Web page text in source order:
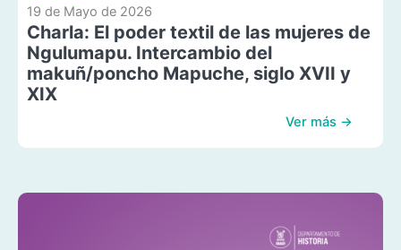
19 de Mayo de 2026
Charla: El poder textil de las mujeres de
Ngulumapu. Intercambio del
makuñ/poncho Mapuche, siglo XVII y
XIX
Ver más →